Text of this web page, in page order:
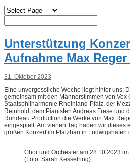
Unterstützung
Aufnahme Max Reger
31. Oktober 2023
Eine unvergessliche Woche liegt hinter uns:
gemeinsam mit den Männerstimmen von Vox
Staatsphilharmonie Rheinland-Pfalz, der
Reinhold, dem Pianisten Andreas Frese und
Rondeau Production die Werke von Max
eingespielt. Am vierten Tag haben wir dieses
großen Konzert im Pfalzbau in Ludwigshafen
Chor und Orchester am 28.10.2023
(Foto: Sarah Kesselring)